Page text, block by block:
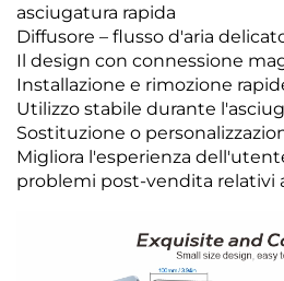
asciugatura rapida
Diffusore – flusso d'aria
Il design con connessione
Installazione e rimozione
Utilizzo stabile durante
Sostituzione o
Migliora l'esperienza
problemi post-vendita relativi